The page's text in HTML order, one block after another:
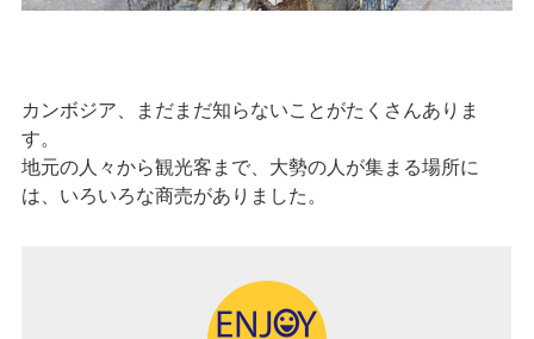
カンボジア、まだまだ知らないことがたくさんありま
す。
地元の人々から観光客まで、大勢の人が集まる場所に
は、いろいろな商売がありました。